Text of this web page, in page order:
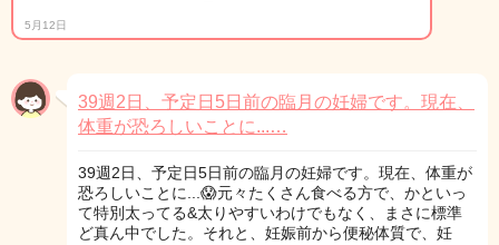
5月12日
39週2日、予定日5日前の臨月の妊婦です。現在、
体重が恐ろしいことに...…
39週2日、予定日5日前の臨月の妊婦です。現在、体重が
恐ろしいことに...😱元々たくさん食べる方で、かといっ
て特別太ってる&太りやすいわけでもなく、まさに標準
ど真ん中でした。それと、妊娠前から便秘体質で、妊